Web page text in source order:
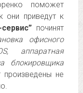
поможет
они приведут к
сервис” починят
офисного
аппаратная
блокировщика
не